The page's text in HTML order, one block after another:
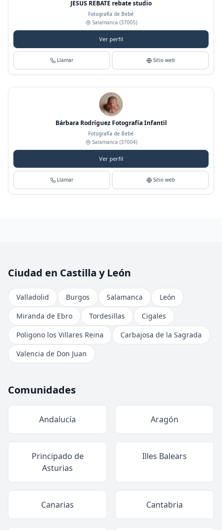
JESUS REBATE rebate studio
Fotografía de Bebé
Salamanca (37005)
Ver perfil
Llamar Sitio web
Bárbara Rodríguez Fotografía Infantil
Fotografía de Bebé
Salamanca (37004)
Ver perfil
Llamar Sitio web
Ciudad en Castilla y León
Valladolid Burgos Salamanca
León
Miranda de Ebro
Tordesillas
Cigales
Poligono los Villares Reina
Carbajosa de la Sagrada
Valencia de Don Juan
Comunidades
Andalucía Aragón
Principado de
Asturias
Illes Balears
Canarias Cantabria